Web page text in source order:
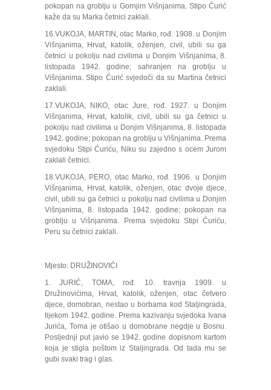
pokopan na groblju u Gornjim Višnjanima. Stipo Ćurić
kaže da su Marka četnici zaklali.
16.VUKOJA, MARTIN, otac Marko, rođ. 1908. u Donjim
Višnjanima, Hrvat, katolik, oženjen, civil, ubili su ga
četnici u pokolju nad civilima u Donjim Višnjanima, 8.
listopada 1942. godine; sahranjen na groblju u
Višnjanima. Stipo Ćurić svjedoči da su Martina četnici
zaklali.
17.VUKOJA, NIKO, otac Jure, rođ. 1927. u Donjim
Višnjanima, Hrvat, katolik, civil, ubili su ga četnici u
pokolju nad civilima u Donjim Višnjanima, 8. listopada
1942. godine; pokopan na groblju u Višnjanima. Prema
svjedoku Stipi Ćuriću, Niku su zajedno s ocem Jurom
zaklali četnici.
18.VUKOJA, PERO, otac Marko, rođ. 1906. u Donjim
Višnjanima, Hrvat, katolik, oženjen, otac dvoje djece,
civil, ubili su ga četnici u pokolju nad civilima u Donjim
Višnjanima, 8. listopada 1942. godine; pokopan na
groblju u Višnjanima. Prema svjedoku Stipi Ćuriću,
Peru su četnici zaklali.
Mjesto: DRUŽINOVIĆI
1. JURIĆ, TOMA, rođ. 10. travnja 1909. u
Družinovićima, Hrvat, katolik, oženjen, otac četvero
djece, domobran, nestao u borbama kod Staljingrada,
tijekom 1942. godine. Prema kazivanju svjedoka Ivana
Jurića, Toma je otišao u domobrane negdje u Bosnu.
Posljednji put javio se 1942. godine dopisnom kartom
koja je stigla poštom iz Staljingrada. Od tada mu se
gubi svaki trag i glas.